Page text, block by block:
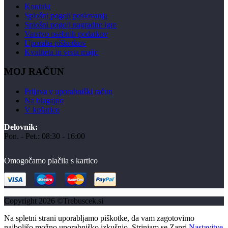
Kontakt
Splošni pogoji poslovanja
Splošni pogoji nagradne igre
Varstvo osebnih podatkov
Uporaba piškotkov
Kvaliteta in vrsta majic
MOJ RAČUN
Prijava v uporabniški račun
Na blagajno
V košarico
Delovnik:
Pon. - Pet.: 08:30 - 16:00
Omogočamo plačila s kartico
Copyright 2026 ©Trebuscek.si
Na spletni strani uporabljamo piškotke, da vam zagotovimo